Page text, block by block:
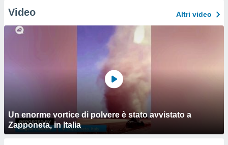
Video Altri video
Un enorme vortice di polvere è stato avvistato a
Zapponeta, in Italia